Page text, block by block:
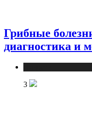
Грибные
диагностика и
3